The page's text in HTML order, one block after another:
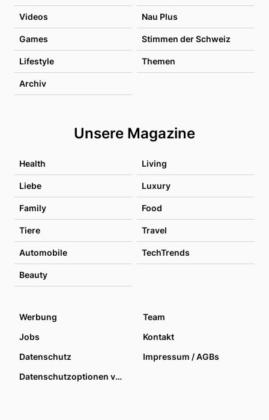
Videos Nau Plus
Games Stimmen der Schweiz
Lifestyle Themen
Archiv
Unsere Magazine
Health Living
Liebe Luxury
Family Food
Tiere Travel
Automobile TechTrends
Beauty
Werbung
Team
Jobs
Kontakt
Datenschutz
Impressum / AGBs
Datenschutzoptionen verwalten